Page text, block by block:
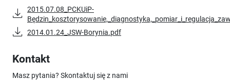
2015.07.08_PCKUiP-
2014.01.24_JSW-Borynia.pdf
Kontakt
Masz pytania? Skontaktuj się z nami